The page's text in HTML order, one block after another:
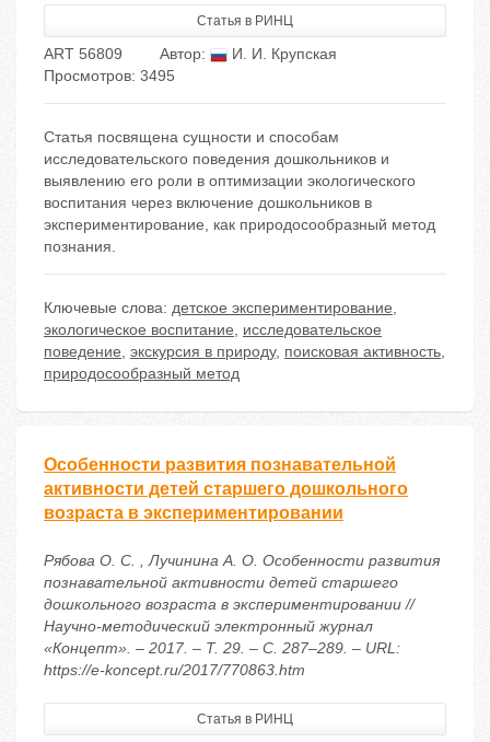
Статья в РИНЦ
ART 56809 Автор:
И. И. Крупская
Просмотров: 3495
Статья посвящена сущности и способам
исследовательского поведения дошкольников и
выявлению его роли в оптимизации экологического
воспитания через включение дошкольников в
экспериментирование, как природосообразный метод
познания.
Ключевые слова: детское экспериментирование,
экологическое воспитание, исследовательское
поведение, экскурсия в природу, поисковая активность,
природосообразный метод
Особенности развития познавательной
активности детей старшего дошкольного
возраста в экспериментировании
Рябова О. С. , Лучинина А. О. Особенности развития
познавательной активности детей старшего
дошкольного возраста в экспериментировании //
Научно-методический электронный журнал
«Концепт». – 2017. – Т. 29. – С. 287–289. – URL:
https://e-koncept.ru/2017/770863.htm
Статья в РИНЦ